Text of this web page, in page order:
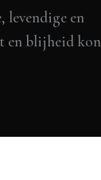
levendige en
en blijheid kon